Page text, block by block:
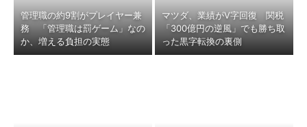
管理職の約9割がプレイヤー兼
務 「管理職は罰ゲーム」なの
か、増える負担の実態
マツダ、業績がV字回復 関税
「300億円の逆風」でも勝ち取
った黒字転換の裏側